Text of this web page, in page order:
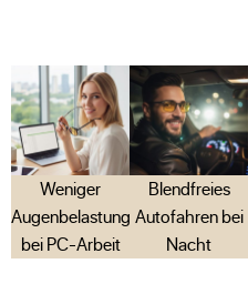
Weniger
Augenbelastung
bei PC-Arbeit
Blendfreies
Autofahren bei
Nacht